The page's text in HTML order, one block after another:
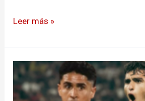
Leer más »
Nacional
se
impuso